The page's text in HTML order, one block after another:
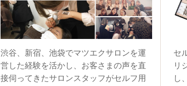
渋谷、新宿、池袋でマツエクサロンを運
営した経験を活かし、お客さまの声を直
接伺ってきたサロンスタッフがセルフ用
セ
リ
し